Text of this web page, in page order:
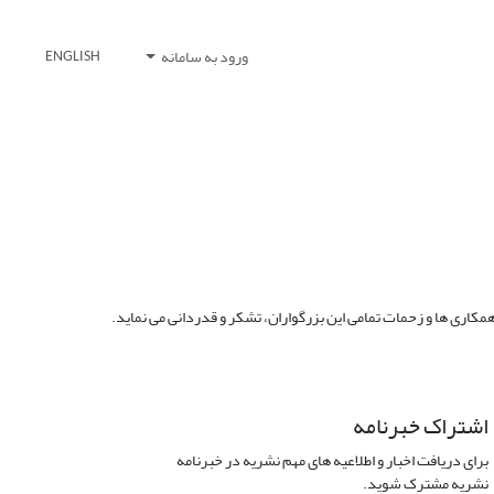
ورود به سامانه ENGLISH
ها و زحمات تمامی این بزرگواران، تشکر و قدردانی می نماید.
اشتراک خبرنامه
برای دریافت اخبار و اطلاعیه های مهم نشریه در خبرنامه
نشریه مشترک شوید.